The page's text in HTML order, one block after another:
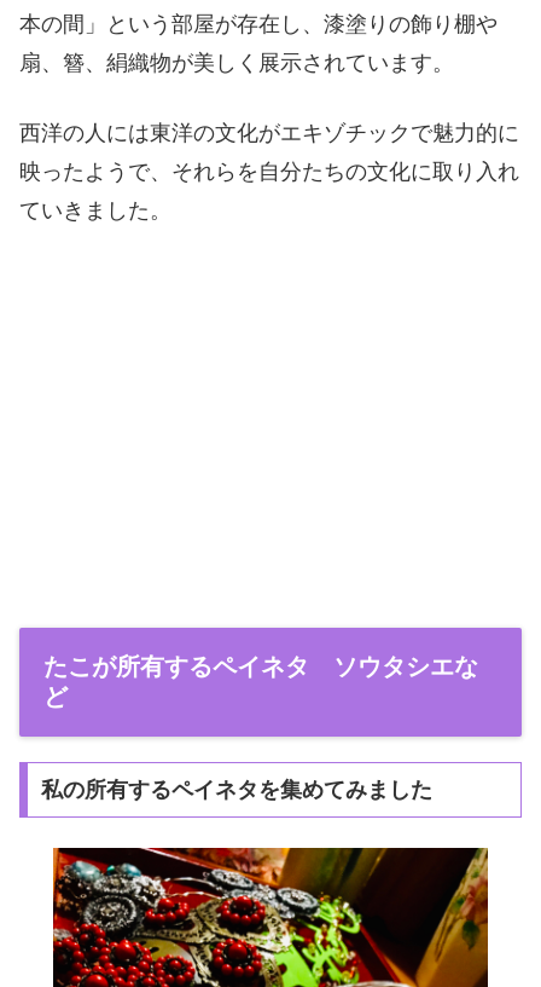
本の間」という部屋が存在し、漆塗りの飾り棚や
扇、簪、絹織物が美しく展示されています。
西洋の人には東洋の文化がエキゾチックで魅力的に
映ったようで、それらを自分たちの文化に取り入れ
ていきました。
たこが所有するペイネタ ソウタシエな
ど
私の所有するペイネタを集めてみました